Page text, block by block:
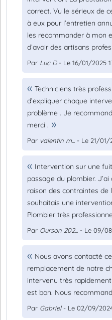
correct. Vu le sérieux de
à eux pour l’entretien
les recommander à mon
d’avoir des artisans
Par Luc D- Le 16/01/2025
Techniciens très
d’expliquer chaque
problème . Je
merci .
Par valentin m... - Le 21/01/
Intervention sur une
passage du plombier.
raison des contraintes de
souhaitais une
Plombier très
Par Ourson 202... - Le 09/
Nous avons contacté
remplacement de notre
intervenu très
est bon. Nous
Par Gabriel- Le 02/09/